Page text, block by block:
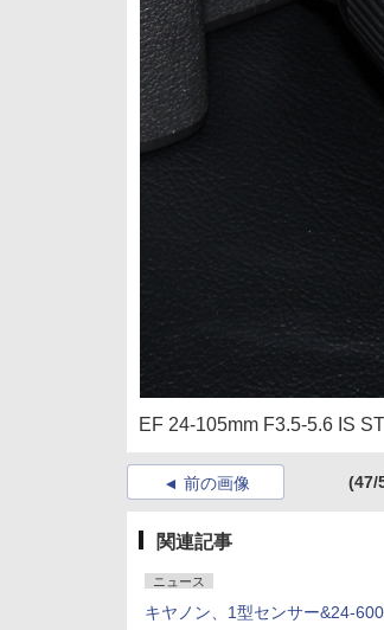
EF 24-105mm F3.5-5.6 IS
前の画像 (47/
関連記事
ニュース
キヤノン、1型センサー&24-